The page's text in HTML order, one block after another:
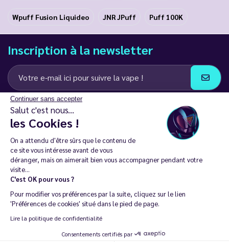
Continuer sans accepter
Salut c'est nous...
les Cookies !
On a attendu d'être sûrs que le contenu de
ce site vous intéresse avant de vous
déranger, mais on aimerait bien vous accompagner pendant votre
visite...
C'est OK pour vous ?
Pour modifier vos préférences par la suite, cliquez sur le lien
'Préférences de cookies' situé dans le pied de page.
Lire la politique de confidentialité
Consentements certifiés par
Wpuff Fusion Liquideo JNR JPuff Puff 100K
Inscription à la newsletter
J’accepte de recevoir des communications e-mail et SMS de la part de
LD Groupe
Restez en contact
La vente de cigarette électronique est interdite chez les moins de
18 ans. 🔞
Copyright © 2014 - 2026 Le Vapoteur Discount - Tous droits